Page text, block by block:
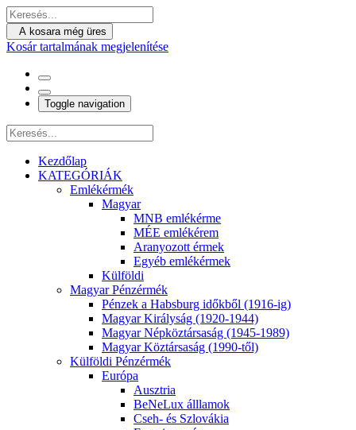
A kosara még üres
Kosár tartalmának megjelenítése
Toggle navigation
Kezdőlap
KATEGÓRIÁK
Emlékérmék
Magyar
MNB emlékérme
MÉE emlékérem
Aranyozott érmek
Egyéb emlékérmek
Külföldi
Magyar Pénzérmék
Pénzek a Habsburg időkből (1916-ig)
Magyar Királyság (1920-1944)
Magyar Népköztársaság (1945-1989)
Magyar Köztársaság (1990-től)
Külföldi Pénzérmék
Európa
Ausztria
BeNeLux álllamok
Cseh- és Szlovákia